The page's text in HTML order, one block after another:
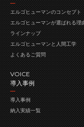
エルゴヒューマンのコンセプト
エルゴヒューマンが選ばれる理
ラインナップ
エルゴヒューマンと人間工学
よくあるご質問
VOICE
導入事例
導入事例
納入実績一覧